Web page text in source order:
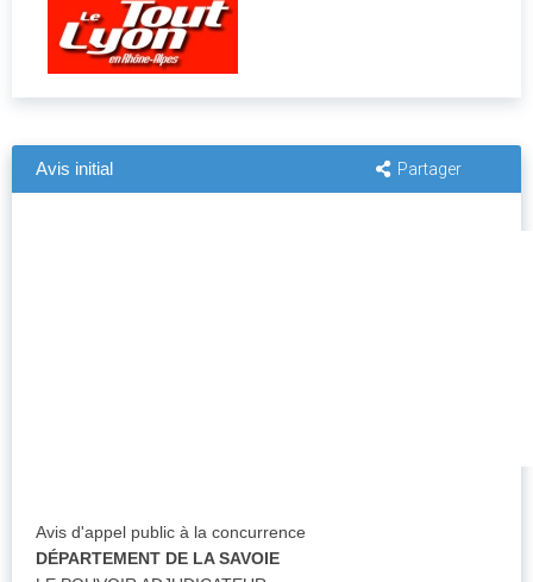
Avis initial Partager
Avis d'appel public à la concurrence
DÉPARTEMENT DE LA SAVOIE